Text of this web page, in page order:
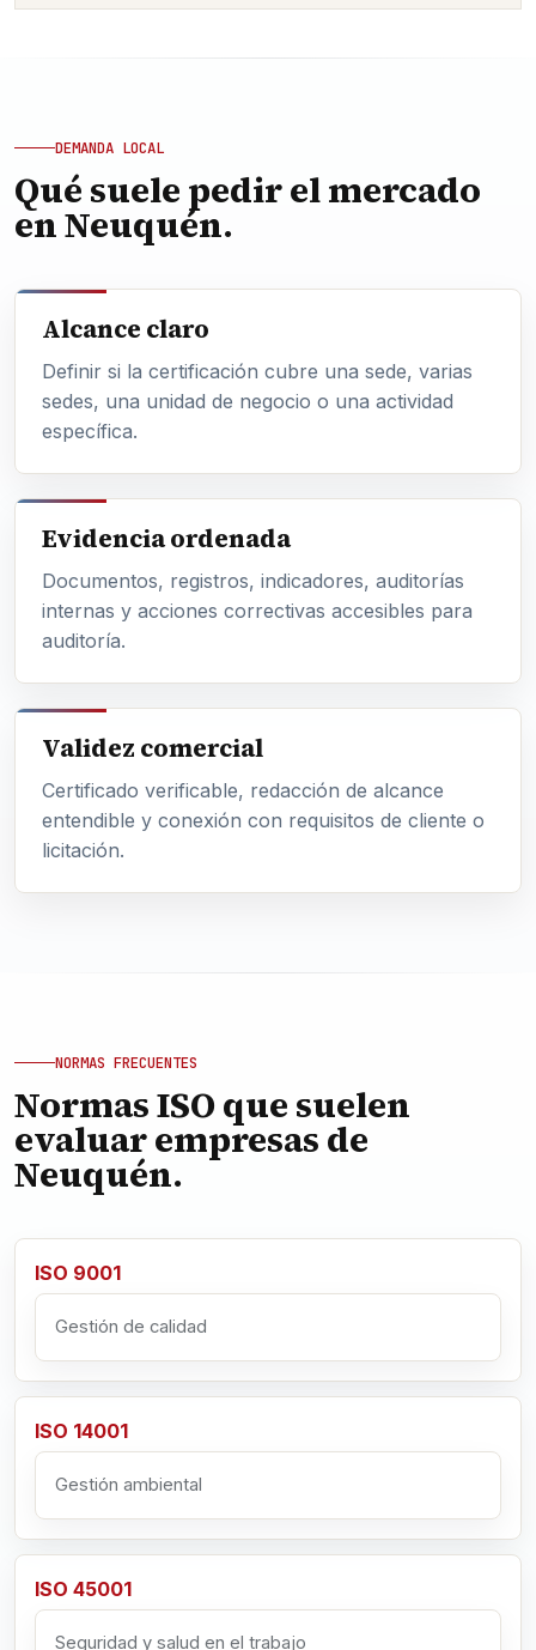
DEMANDA LOCAL
Qué suele pedir el mercado
en Neuquén.
Alcance claro
Definir si la certificación cubre una sede, varias
sedes, una unidad de negocio o una actividad
específica.
Evidencia ordenada
Documentos, registros, indicadores, auditorías
internas y acciones correctivas accesibles para
auditoría.
Validez comercial
Certificado verificable, redacción de alcance
entendible y conexión con requisitos de cliente o
licitación.
NORMAS FRECUENTES
Normas ISO que suelen
evaluar empresas de
Neuquén.
ISO 9001
Gestión de calidad
ISO 14001
Gestión ambiental
ISO 45001
Seguridad y salud en el trabajo